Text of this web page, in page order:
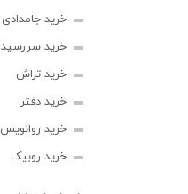
خرید جامدادی
خرید سررسید
خرید تراش
خرید دفتر
خرید روانویس
خرید روبیک